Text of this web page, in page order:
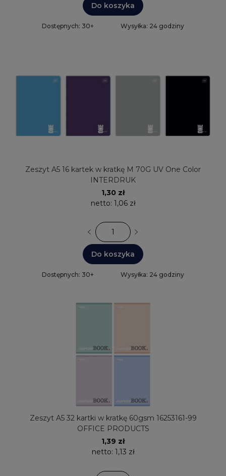
Do koszyka
Dostępnych: 30+ Wysyłka: 24 godziny
Zeszyt A5 16 kartek w kratkę M 70G UV One Color
INTERDRUK
1,30 zł
netto: 1,06 zł
Do koszyka
Dostępnych: 30+ Wysyłka: 24 godziny
Zeszyt A5 32 kartki w kratkę 60gsm 16253161-99
OFFICE PRODUCTS
1,39 zł
netto: 1,13 zł